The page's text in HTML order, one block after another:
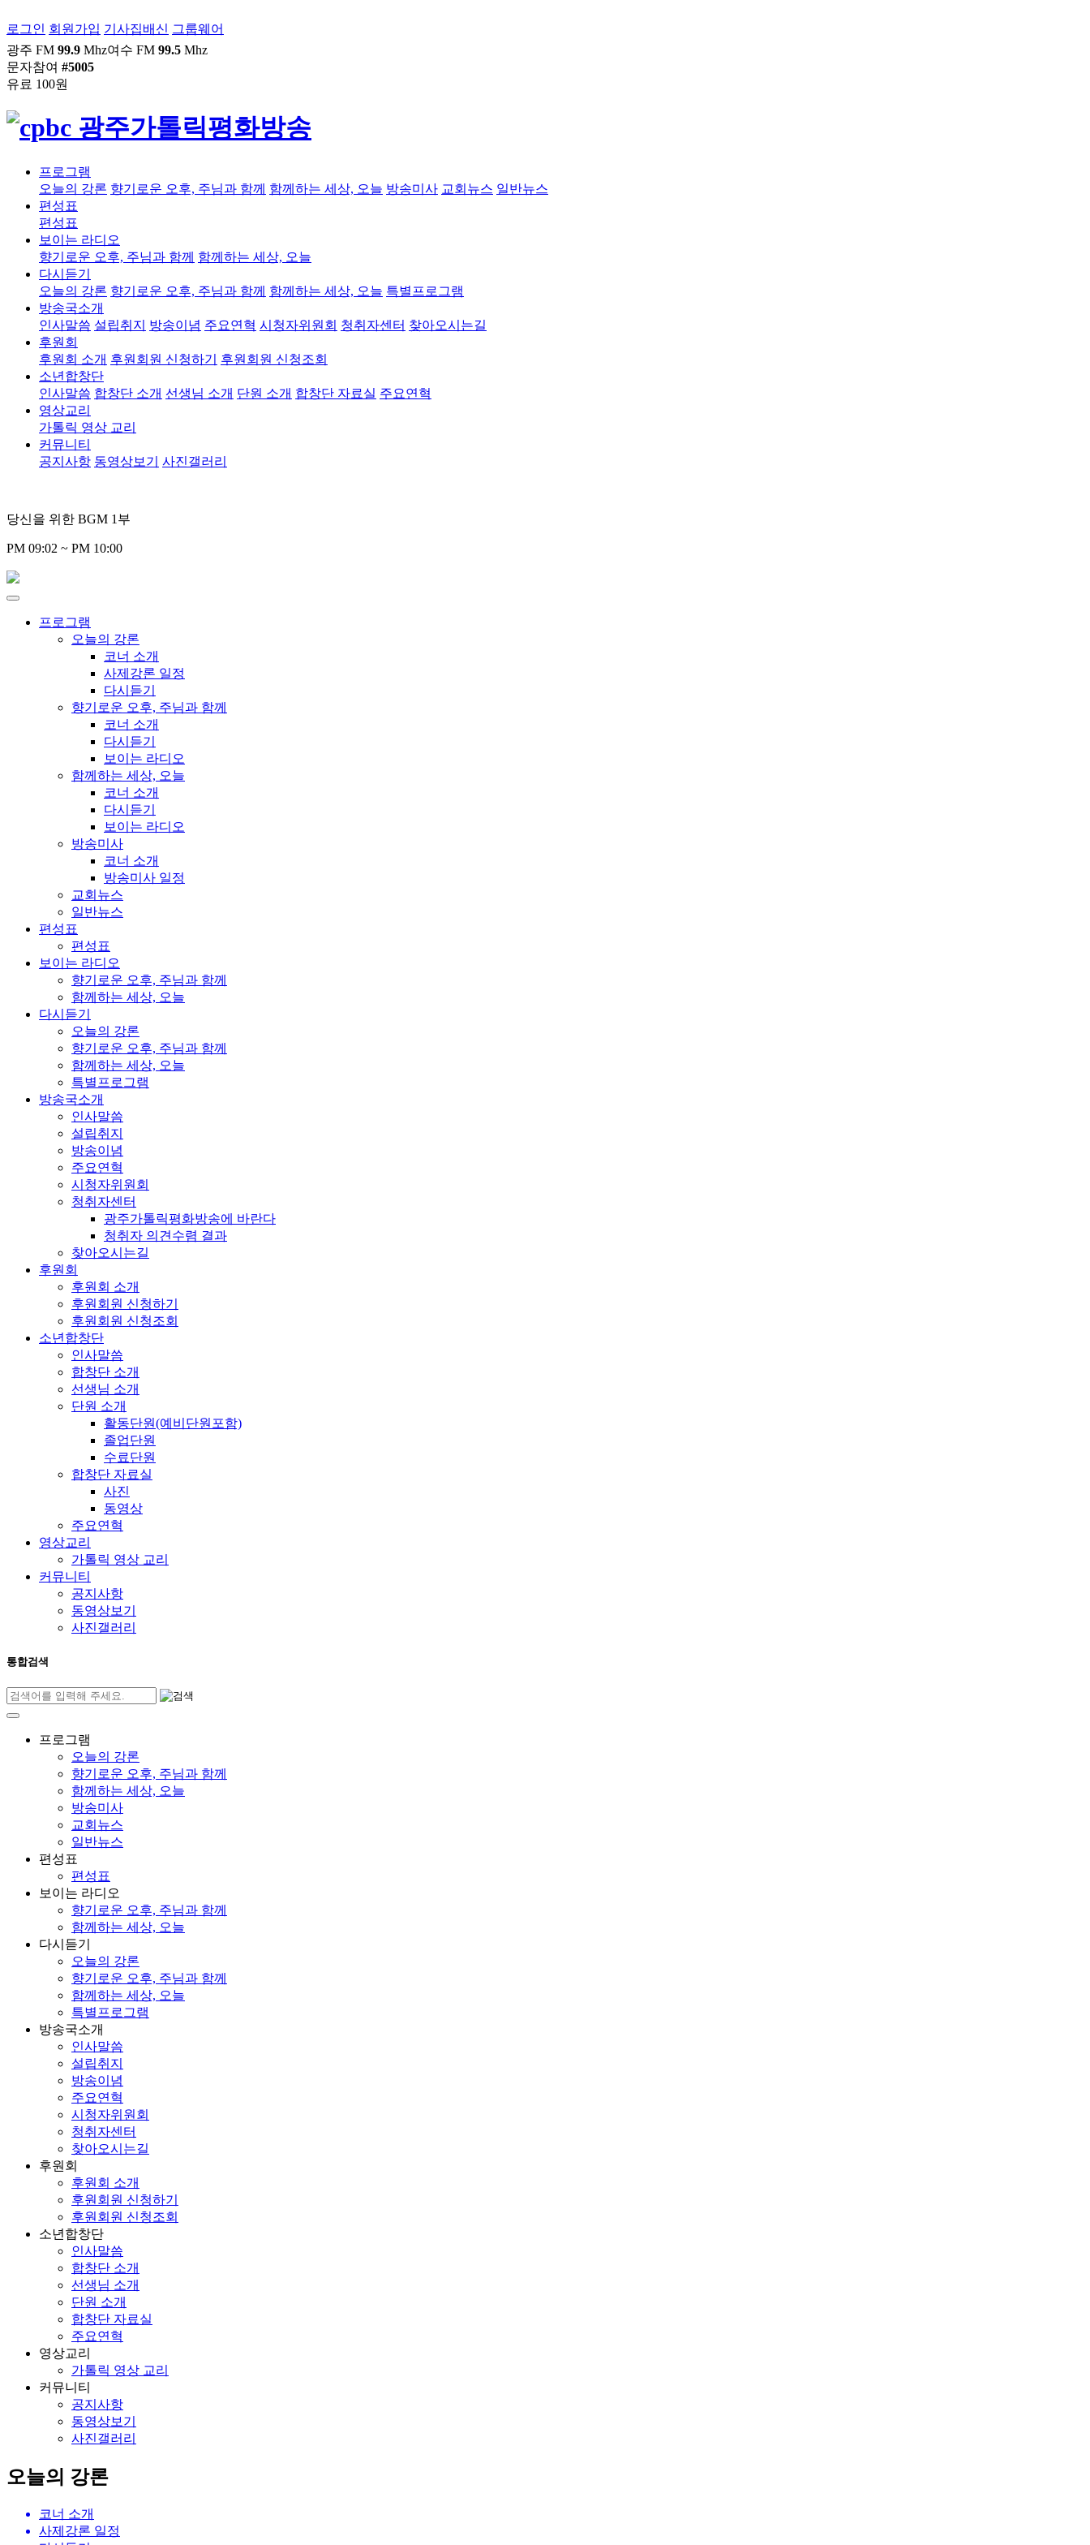
로그인 회원가입 기사집배신 그룹웨어
광주 FM 99.9 Mhz여수 FM 99.5 Mhz
문자참여 #5005
유료 100원
프로그램
오늘의 강론 향기로운 오후, 주님과 함께 함께하는 세상, 오늘 방송미사 교회뉴스 일반뉴스
편성표
편성표
보이는 라디오
향기로운 오후, 주님과 함께 함께하는 세상, 오늘
다시듣기
오늘의 강론 향기로운 오후, 주님과 함께 함께하는 세상, 오늘 특별프로그램
방송국소개
인사말씀 설립취지 방송이념 주요연혁 시청자위원회 청취자센터 찾아오시는길
후원회
후원회 소개 후원회원 신청하기
후원회원 신청조회
소년합창단
인사말씀 합창단 소개 선생님 소개 단원 소개 합창단 자료실 주요연혁
영상교리
가톨릭 영상 교리
커뮤니티
공지사항 동영상보기 사진갤러리
당신을 위한 BGM 1부
PM 09:02 ~ PM 10:00
프로그램
오늘의 강론
코너 소개
사제강론 일정
다시듣기
향기로운 오후, 주님과 함께
코너 소개
다시듣기
보이는 라디오
함께하는 세상, 오늘
코너 소개
다시듣기
보이는 라디오
방송미사
코너 소개
방송미사 일정
교회뉴스
일반뉴스
편성표
편성표
보이는 라디오
향기로운 오후, 주님과 함께
함께하는 세상, 오늘
다시듣기
오늘의 강론
향기로운 오후, 주님과 함께
함께하는 세상, 오늘
특별프로그램
방송국소개
인사말씀
설립취지
방송이념
주요연혁
시청자위원회
청취자센터
광주가톨릭평화방송에 바란다
청취자 의견수렴 결과
찾아오시는길
후원회
후원회 소개
후원회원 신청하기
후원회원 신청조회
소년합창단
인사말씀
합창단 소개
선생님 소개
단원 소개
활동단원(예비단원포함)
졸업단원
수료단원
합창단 자료실
사진
동영상
주요연혁
영상교리
가톨릭 영상 교리
커뮤니티
공지사항
동영상보기
사진갤러리
통합검색
프로그램
오늘의 강론
향기로운 오후, 주님과 함께
함께하는 세상, 오늘
방송미사
교회뉴스
일반뉴스
편성표
편성표
보이는 라디오
향기로운 오후, 주님과 함께
함께하는 세상, 오늘
다시듣기
오늘의 강론
향기로운 오후, 주님과 함께
함께하는 세상, 오늘
특별프로그램
방송국소개
인사말씀
설립취지
방송이념
주요연혁
시청자위원회
청취자센터
찾아오시는길
후원회
후원회 소개
후원회원 신청하기
후원회원 신청조회
소년합창단
인사말씀
합창단 소개
선생님 소개
단원 소개
합창단 자료실
주요연혁
영상교리
가톨릭 영상 교리
커뮤니티
공지사항
동영상보기
사진갤러리
오늘의 강론
코너 소개
사제강론 일정